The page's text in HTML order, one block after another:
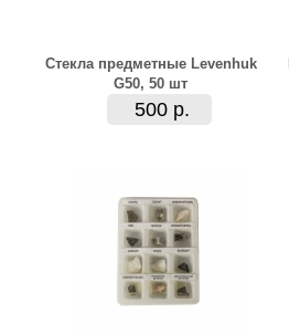
Стекла предметные Levenhuk
G50, 50 шт
500 р.